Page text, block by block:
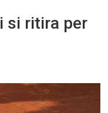
si ritira per